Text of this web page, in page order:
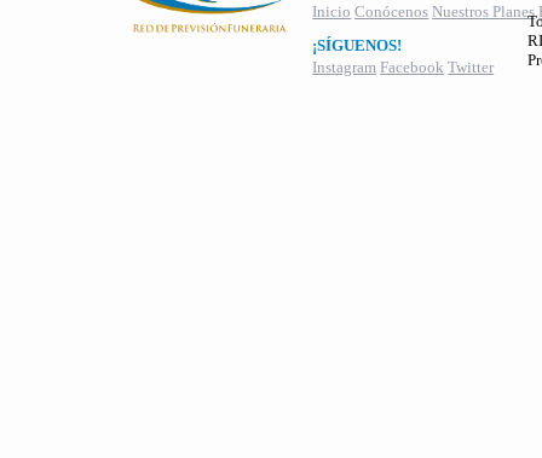
Inicio Conócenos Nuestros Planes
¡SÍGUENOS!
Instagram Facebook Twitter